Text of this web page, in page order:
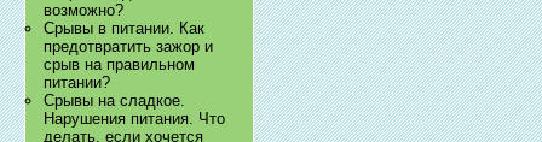
возможно?
Срывы в питании. Как
предотвратить зажор и
срыв на правильном
питании?
Срывы на сладкое.
Нарушения питания. Что
делать, если хочется